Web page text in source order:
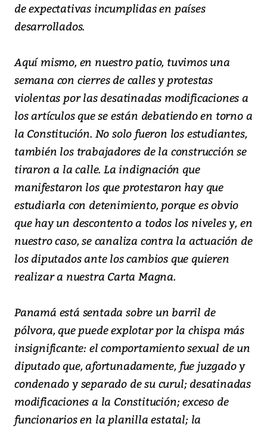
de expectativas incumplidas en países
desarrollados.
Aquí mismo, en nuestro patio, tuvimos una
semana con cierres de calles y protestas
violentas por las desatinadas modificaciones a
los artículos que se están debatiendo en torno a
la Constitución. No solo fueron los estudiantes,
también los trabajadores de la construcción se
tiraron a la calle. La indignación que
manifestaron los que protestaron hay que
estudiarla con detenimiento, porque es obvio
que hay un descontento a todos los niveles y, en
nuestro caso, se canaliza contra la actuación de
los diputados ante los cambios que quieren
realizar a nuestra Carta Magna.
Panamá está sentada sobre un barril de
pólvora, que puede explotar por la chispa más
insignificante: el comportamiento sexual de un
diputado que, afortunadamente, fue juzgado y
condenado y separado de su curul; desatinadas
modificaciones a la Constitución; exceso de
funcionarios en la planilla estatal; la